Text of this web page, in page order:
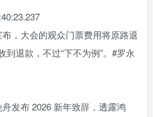
，大会的观众门票费用将原路退
退款，不过“下不为例”。#罗永
发布 2026 新年致辞，透露鸿